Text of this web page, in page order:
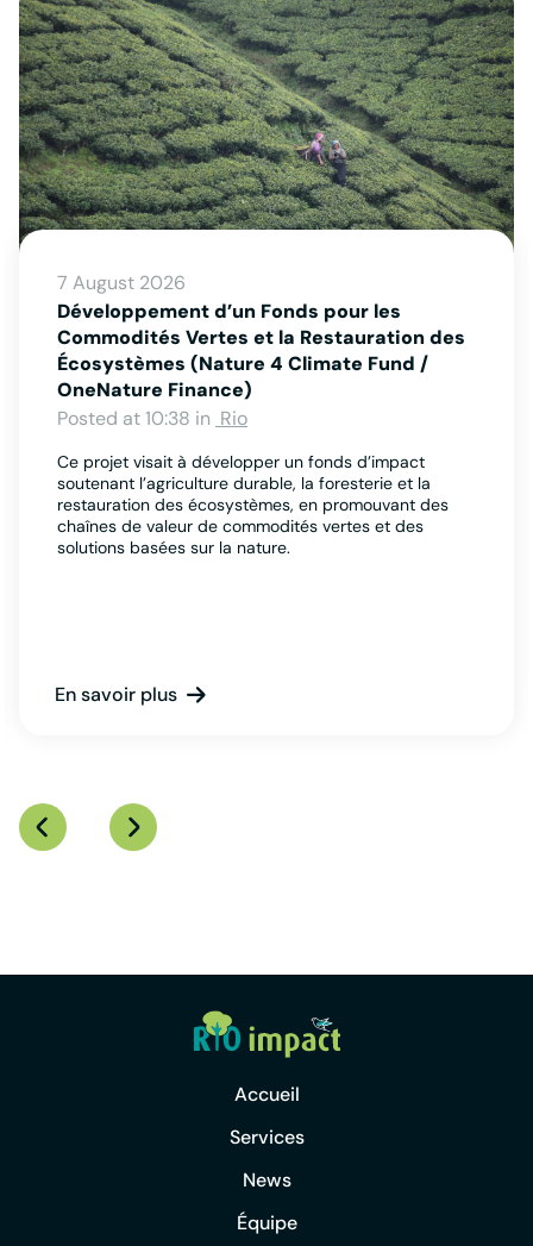
7 August 2026
Développement d’un Fonds pour les
Commodités Vertes et la Restauration des
Écosystèmes (Nature 4 Climate Fund /
OneNature Finance)
Posted at 10:38 in Rio
Ce projet visait à développer un fonds d’impact
soutenant l’agriculture durable, la foresterie et la
restauration des écosystèmes, en promouvant des
chaînes de valeur de commodités vertes et des
solutions basées sur la nature.
En savoir plus
Accueil
Services
News
Équipe